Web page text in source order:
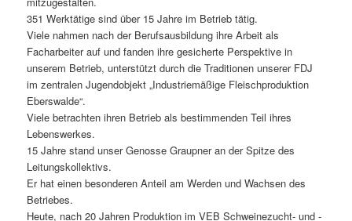
351 Werktätige sind über 15 Jahre im Betrieb tätig.
Viele nahmen nach der Berufsausbildung ihre Arbeit als
Facharbeiter auf und fanden ihre gesicherte Perspektive in
unserem Betrieb, unterstützt durch die Traditionen unserer FDJ
im zentralen Jugendobjekt „Industriemäßige Fleischproduktion
Eberswalde“.
Viele betrachten ihren Betrieb als bestimmenden Teil ihres
Lebenswerkes.
15 Jahre stand unser Genosse Graupner an der Spitze des
Leitungskollektivs.
Er hat einen besonderen Anteil am Werden und Wachsen des
Betriebes.
Heute, nach 20 Jahren Produktion im VEB Schweinezucht- und -